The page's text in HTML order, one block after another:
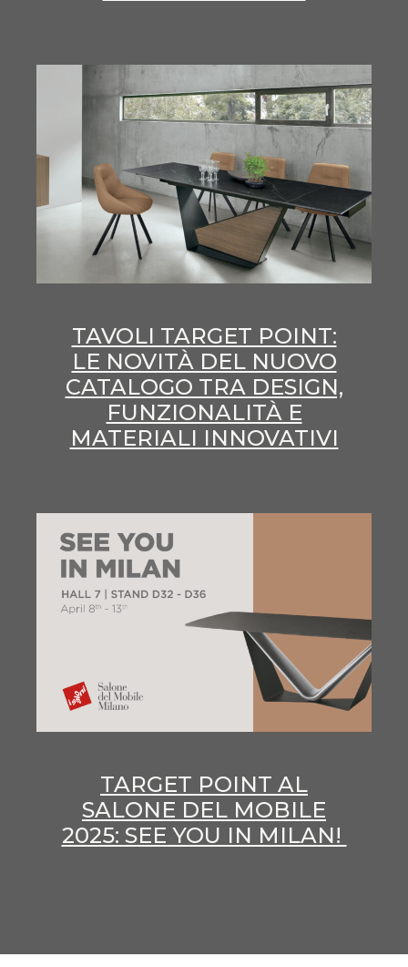
TAVOLI TARGET POINT:
LE NOVITÀ DEL NUOVO
CATALOGO TRA DESIGN,
FUNZIONALITÀ E
MATERIALI INNOVATIVI
TARGET POINT AL
SALONE DEL MOBILE
2025: SEE YOU IN MILAN!